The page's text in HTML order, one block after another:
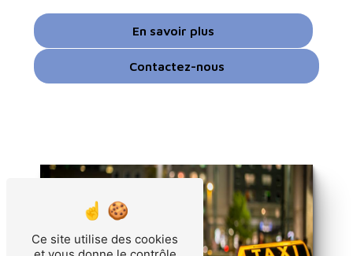
En savoir plus
Contactez-nous
Ce site utilise des cookies